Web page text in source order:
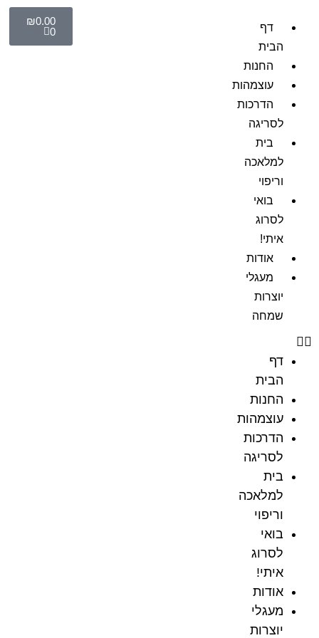
דף
הבית
החנות
עוצמהות
הדרכות
לסריגה
בית
למלאכה
וריפוי
בואי
לסרוג
איתי!
אודות
מעגלי
יוצרות
שמחה
דף
הבית
החנות
עוצמהות
הדרכות
לסריגה
בית
למלאכה
וריפוי
בואי
לסרוג
איתי!
אודות
מעגלי
יוצרות
₪0.00
0